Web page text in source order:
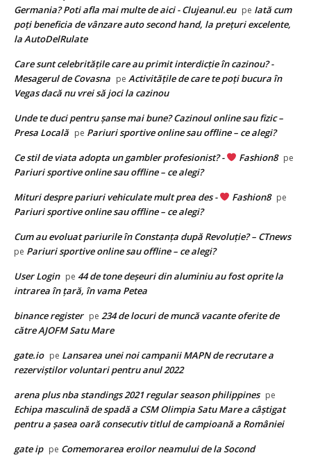
Germania? Poti afla mai multe de aici - Clujeanul.eu pe Iată cum
poți beneficia de vânzare auto second hand, la prețuri excelente,
la AutoDelRulate
Care sunt celebritățile care au primit interdicție în cazinou? -
Mesagerul de Covasna pe Activitățile de care te poți bucura în
Vegas dacă nu vrei să joci la cazinou
Unde te duci pentru șanse mai bune? Cazinoul online sau fizic –
Presa Locală pe Pariuri sportive online sau offline – ce alegi?
Ce stil de viata adopta un gambler profesionist? -
Fashion8 pe
Pariuri sportive online sau offline – ce alegi?
Mituri despre pariuri vehiculate mult prea des -
Fashion8 pe
Pariuri sportive online sau offline – ce alegi?
Cum au evoluat pariurile în Constanța după Revoluție? – CTnews
pe Pariuri sportive online sau offline – ce alegi?
User Login pe 44 de tone deşeuri din aluminiu au fost oprite la
intrarea în ţară, în vama Petea
binance register pe 234 de locuri de muncă vacante oferite de
către AJOFM Satu Mare
gate.io pe Lansarea unei noi campanii MAPN de recrutare a
rezerviștilor voluntari pentru anul 2022
arena plus nba standings 2021 regular season philippines pe
Echipa masculină de spadă a CSM Olimpia Satu Mare a câștigat
pentru a șasea oară consecutiv titlul de campioană a României
gate ip pe Comemorarea eroilor neamului de la Socond